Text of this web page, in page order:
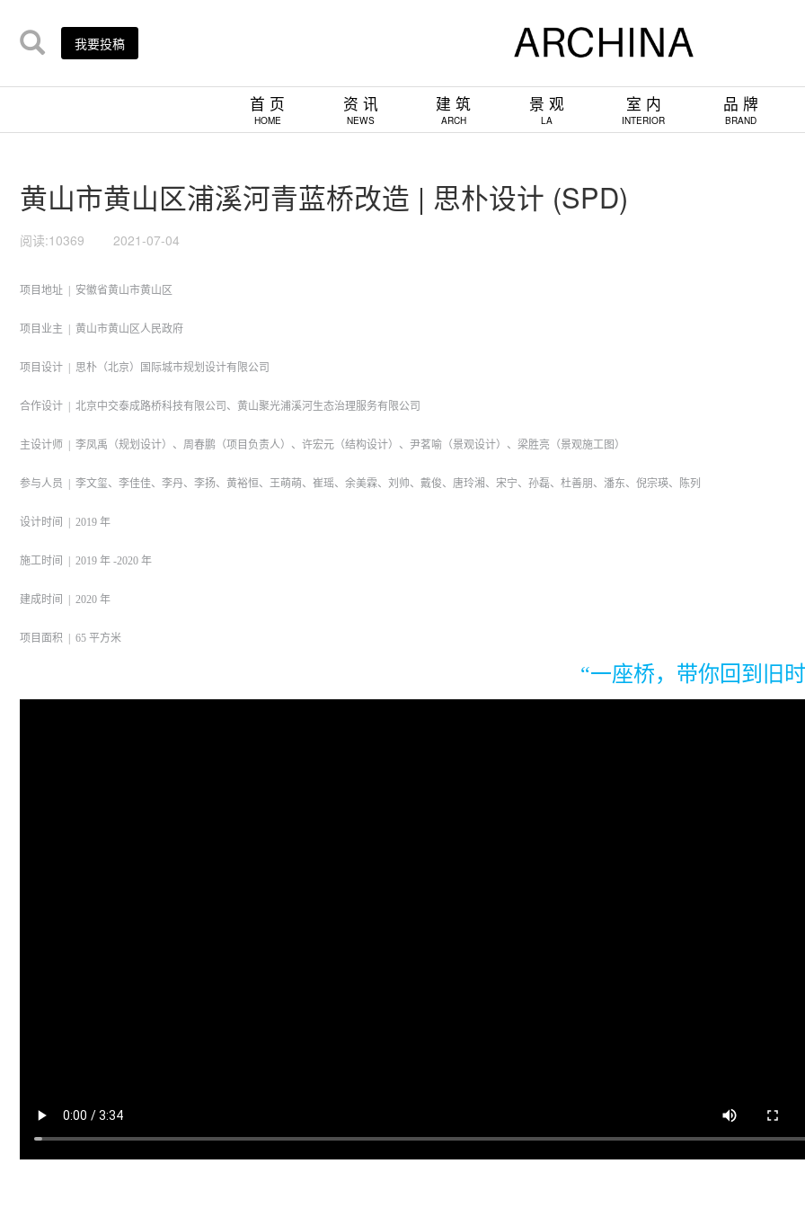
我要投稿
首 页
HOME
资 讯
NEWS
建 筑
ARCH
景 观
LA
室 内
INTERIOR
品 牌
BRAND
黄山市黄山区浦溪河青蓝桥改造 | 思朴设计 (SPD)
阅读:10369 2021-07-04
项目地址 | 安徽省黄山市黄山区
项目业主 | 黄山市黄山区人民政府
项目设计 | 思朴（北京）国际城市规划设计有限公司
合作设计 | 北京中交泰成路桥科技有限公司、黄山聚光浦溪河生态治理服务有限公司
主设计师 | 李凤禹（规划设计）、周春鹏（项目负责人）、许宏元（结构设计）、尹茗喻（景观设计）、梁胜亮（景观施工图）
参与人员 | 李文玺、李佳佳、李丹、李扬、黄裕恒、王萌萌、崔瑶、余美霖、刘帅、戴俊、唐玲湘、宋宁、孙磊、杜善朋、潘东、倪宗瑛、陈列
设计时间 | 2019 年
施工时间 | 2019 年 -2020 年
建成时间 | 2020 年
项目面积 | 65 平方米
“一座桥，带你回到旧